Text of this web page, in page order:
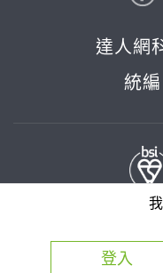
登入
達人網
統
© 2026